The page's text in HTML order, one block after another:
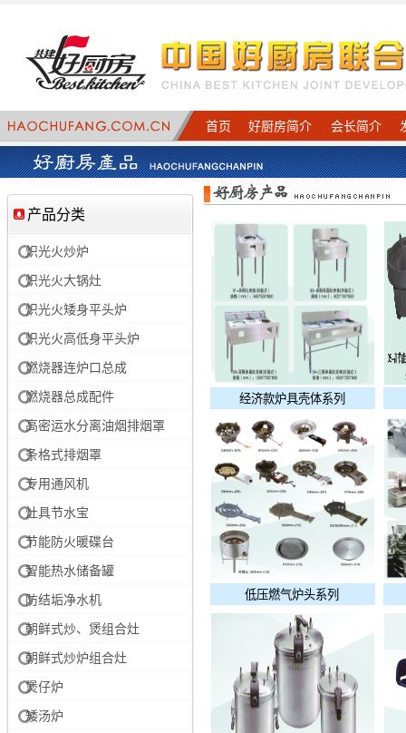
首页 好厨房简介 会长简介
产品分类
炽光火炒炉
炽光火大锅灶
炽光火矮身平头炉
炽光火高低身平头炉
燃烧器连炉口总成
燃烧器总成配件
高密运水分离油烟排烟罩
条格式排烟罩
专用通风机
灶具节水宝
节能防火暖碟台
智能热水储备罐
防结垢净水机
朝鲜式炒、煲组合灶
朝鲜式炒炉组合灶
煲仔炉
矮汤炉
经济款炉具壳体系列
低压燃气炉头系列